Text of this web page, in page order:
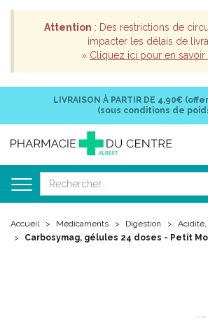
Attention : Des restrictions de
impacter les délais de
» Cliquez ici pour en savoir
LIVRAISON À PARTIR DE 4,90€
(sous conditions de
Accueil Médicaments Digestion
Carbosymag, gélules 24 doses - Petit